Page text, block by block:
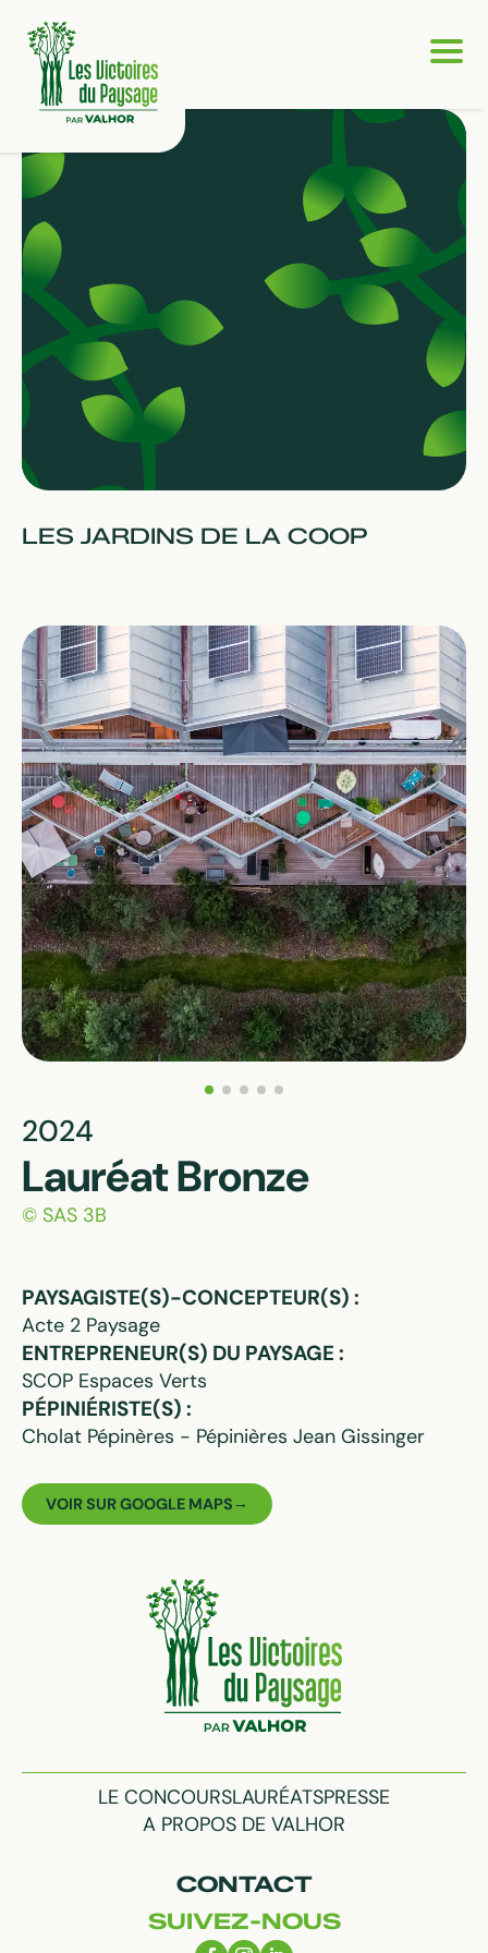
LES JARDINS DE LA COOP
2024
Lauréat Bronze
© SAS 3B
PAYSAGISTE(S)-CONCEPTEUR(S) :
Acte 2 Paysage
ENTREPRENEUR(S) DU PAYSAGE :
SCOP Espaces Verts
PÉPINIÉRISTE(S) :
Cholat Pépinères - Pépinières Jean Gissinger
VOIR SUR GOOGLE MAPS
LE CONCOURSLAURÉATSPRESSE
A PROPOS DE VALHOR
CONTACT
SUIVEZ-NOUS